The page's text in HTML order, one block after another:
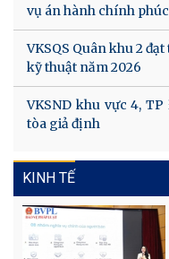
vụ án hành chính
VKSQS Quân khu 2
kỹ thuật năm 2026
VKSND khu vực 4,
tòa giả định
KINH TẾ